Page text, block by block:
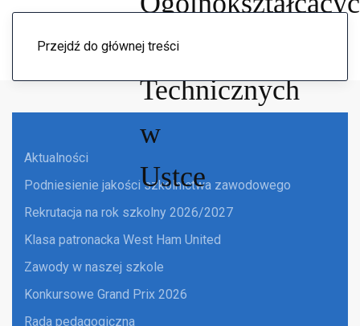
Przejdź do głównej treści
Menu
Aktualności
Podniesienie jakości szkolnictwa zawodowego
Rekrutacja na rok szkolny 2026/2027
Klasa patronacka West Ham United
Zawody w naszej szkole
Konkursowe Grand Prix 2026
Rada pedagogiczna